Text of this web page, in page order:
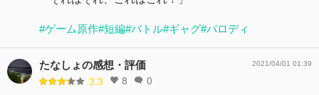
#ゲーム原作#短編#バトル#ギャグ#パロディ
たなしょの感想・評価
3.3 8 0
2021/04/01 01:39